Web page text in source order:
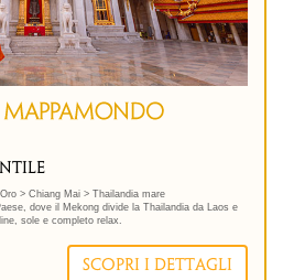
> Chiang Mai > Thailandia mare
dove il Mekong divide la Thailandia da Laos e
sole e completo relax.
clienti Mappamondo: tour collettivo con >guida in
completa.SCOPRI I DETTAGLI